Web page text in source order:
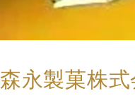
森永製菓株